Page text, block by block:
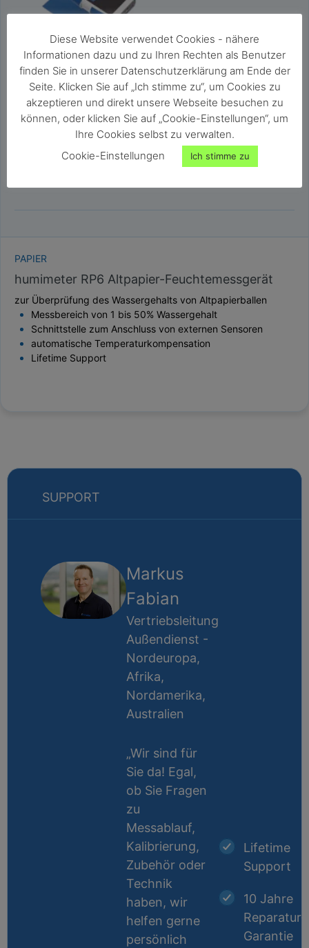
PAPIER
humimeter RP6 Altpapier-Feuchtemessgerät
zur Überprüfung des Wassergehalts von Altpapierballen
Messbereich von 1 bis 50% Wassergehalt
Schnittstelle zum Anschluss von externen Sensoren
automatische Temperaturkompensation
Lifetime Support
SUPPORT
Markus
Fabian
Vertriebsleitung
Außendienst -
Nordeuropa,
Afrika,
Nordamerika,
Australien
„Wir sind für
Sie da! Egal,
ob Sie Fragen
zu
Messablauf,
Kalibrierung,
Zubehör oder
Technik
haben, wir
helfen gerne
persönlich
Lifetime
Support
10 Jahre
Reparatur-
Garantie
Diese Website verwendet Cookies - nähere
Informationen dazu und zu Ihren Rechten als Benutzer
finden Sie in unserer Datenschutzerklärung am Ende der
Seite. Klicken Sie auf „Ich stimme zu“, um Cookies zu
akzeptieren und direkt unsere Webseite besuchen zu
können, oder klicken Sie auf „Cookie-Einstellungen“, um
Ihre Cookies selbst zu verwalten.
Cookie-Einstellungen
Ich stimme zu